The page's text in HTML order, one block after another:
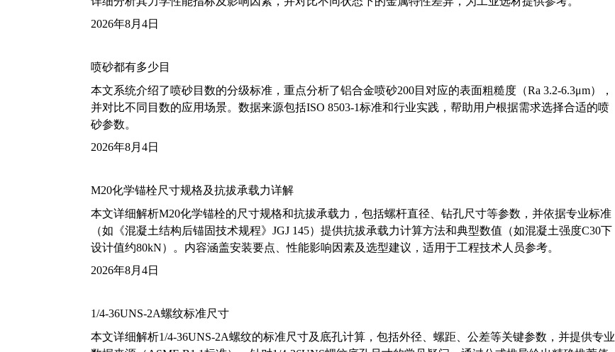
2026年8月4日
喷砂都有多少目
本文系统介绍了喷砂目数的分级标准，重点分析了铝合金喷砂200目对应的表面粗糙度（Ra 3.2-6.3μm），
并对比不同目数的应用场景。数据来源包括ISO 8503-1标准和行业实践，帮助用户根据需求选择合适的喷
砂参数。
2026年8月4日
M20化学锚栓尺寸规格及抗拔承载力详解
本文详细解析M20化学锚栓的尺寸规格和抗拔承载力，包括螺杆直径、钻孔尺寸等参数，并依据专业标准
（如《混凝土结构后锚固技术规程》JGJ 145）提供抗拔承载力计算方法和典型数值（如混凝土强度C30下
设计值约80kN）。内容涵盖安装要点、性能影响因素及选型建议，适用于工程技术人员参考。
2026年8月4日
1/4-36UNS-2A螺纹标准尺寸
本文详细解析1/4-36UNS-2A螺纹的标准尺寸及底孔计算，包括外径、螺距、公差等关键参数，并提供专业